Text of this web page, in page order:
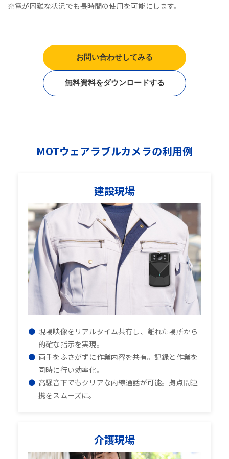
充電が困難な状況でも長時間の使用を可能にします。
お問い合わせしてみる
無料資料をダウンロードする
MOTウェアラブルカメラの利用例
建設現場
現場映像をリアルタイム共有し、離れた場所から
的確な指示を実現。
両手をふさがずに作業内容を共有。記録と作業を
同時に行い効率化。
高騒音下でもクリアな内線通話が可能。拠点間連
携をスムーズに。
介護現場